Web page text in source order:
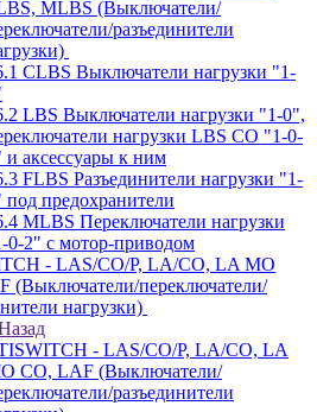
MLBS (Выключатели/
разъединители
CLBS Выключатели нагрузки "1-
LBS Выключатели нагрузки "1-0",
нагрузки LBS CO "1-0-
и аксессуары к ним
FLBS Разъединители нагрузки "1-
под предохранители
MLBS Переключатели нагрузки
0-2" с мотор-приводом
- LAS/CO/P, LA/CO, LA MO
(Выключатели/переключатели/
нагрузки)
- LAS/CO/P, LA/CO, LA
CO, LAF (Выключатели/
разъединители